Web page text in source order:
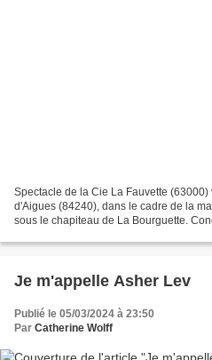
Spectacle de la Cie La Fauvette
d'Aigues (84240), dans le cadre de la
sous le chapiteau de La Bourguette.
Je m'appelle Asher Lev
Publié le 05/03/2024 à 23:50
Par Catherine Wolff